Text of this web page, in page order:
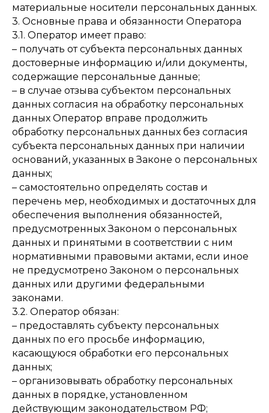
материальные носители персональных данных.
3. Основные права и обязанности Оператора
3.1. Оператор имеет право:
– получать от субъекта персональных данных
достоверные информацию и/или документы,
содержащие персональные данные;
– в случае отзыва субъектом персональных
данных согласия на обработку персональных
данных Оператор вправе продолжить
обработку персональных данных без согласия
субъекта персональных данных при наличии
оснований, указанных в Законе о персональных
данных;
– самостоятельно определять состав и
перечень мер, необходимых и достаточных для
обеспечения выполнения обязанностей,
предусмотренных Законом о персональных
данных и принятыми в соответствии с ним
нормативными правовыми актами, если иное
не предусмотрено Законом о персональных
данных или другими федеральными
законами.
3.2. Оператор обязан:
– предоставлять субъекту персональных
данных по его просьбе информацию,
касающуюся обработки его персональных
данных;
– организовывать обработку персональных
данных в порядке, установленном
действующим законодательством РФ;